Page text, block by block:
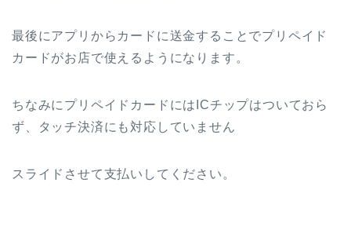
最後にアプリからカードに送金することでプリペイド
カードがお店で使えるようになります。
ちなみにプリペイドカードにはICチップはついておら
ず、タッチ決済にも対応していません
スライドさせて支払いしてください。